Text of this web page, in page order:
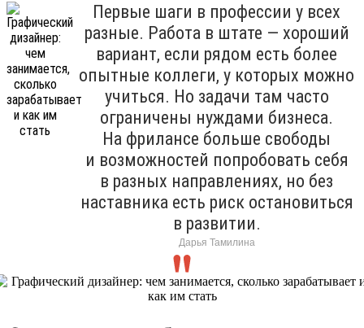
Первые шаги в профессии у всех
разные. Работа в штате — хороший
вариант, если рядом есть более
опытные коллеги, у которых можно
учиться. Но задачи там часто
ограничены нуждами бизнеса.
На фрилансе больше свободы
и возможностей попробовать себя
в разных направлениях, но без
наставника есть риск остановиться
в развитии.
Дарья Тамилина